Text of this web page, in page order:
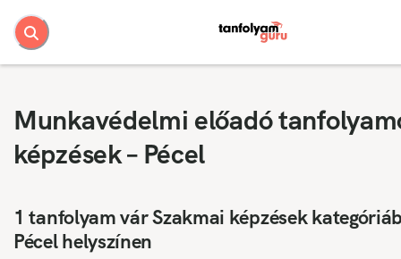
Munkavédelmi előadó
képzések – Pécel
1 tanfolyam vár Szakmai képzések
Pécel helyszínen